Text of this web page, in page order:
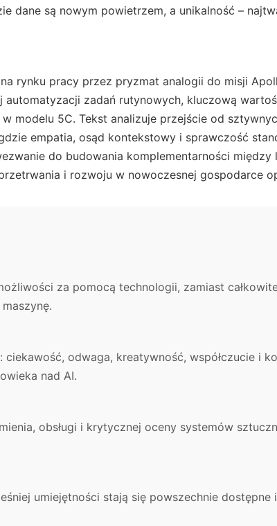
dane są nowym powietrzem, a unikalność –
rynku pracy przez pryzmat analogii do misji
automatyzacji zadań rutynowych, kluczową
modelu 5C. Tekst analizuje przejście od
empatia, osąd kontekstowy i sprawczość
do budowania komplementarności między
i rozwoju w nowoczesnej gospodarce
za pomocą technologii, zamiast
odwaga, kreatywność, współczucie i
nad AI.
obsługi i krytycznej oceny systemów
umiejętności stają się powszechnie dostępne